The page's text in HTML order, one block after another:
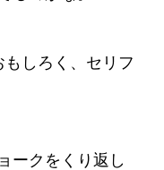
しろく、セリフ
ークをくり返し